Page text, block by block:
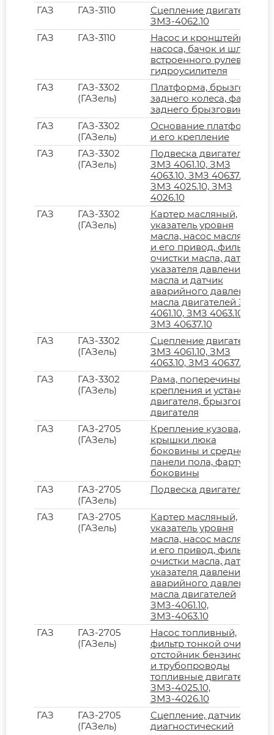
ГАЗ
ГАЗ-3110
Сцепление двигателя
ЗМЗ-4062.10
ГАЗ
ГАЗ-3110
Насос и кронштейн
насоса, бачок и шланги
встроенного рулевого
гидроусилителя
ГАЗ
ГАЗ-3302
(ГАЗель)
Платформа, брызговик
заднего колеса, фартук
заднего брызговика
ГАЗ
ГАЗ-3302
(ГАЗель)
Основание платформы
и его крепление
ГАЗ
ГАЗ-3302
(ГАЗель)
Подвеска двигателей
ЗМЗ 4061.10, ЗМЗ
4063.10, ЗМЗ 40637.10,
ЗМЗ 4025.10, ЗМЗ
4026.10
ГАЗ
ГАЗ-3302
(ГАЗель)
Картер масляный,
указатель уровня
масла, насос масляный
и его привод, фильтр
очистки масла, датчик
указателя давления
масла и датчик
аварийного давления
масла двигателей ЗМЗ
4061.10, ЗМЗ 4063.10,
ЗМЗ 40637.10
ГАЗ
ГАЗ-3302
(ГАЗель)
Сцепление двигателей
ЗМЗ 4061.10, ЗМЗ
4063.10, ЗМЗ 40637.10
ГАЗ
ГАЗ-3302
(ГАЗель)
Рама, поперечины
крепления и установки
двигателя, брызговик
двигателя
ГАЗ
ГАЗ-2705
(ГАЗель)
Крепление кузова,
крышки люка
боковины и средней
панели пола, фартуки
боковины
ГАЗ
ГАЗ-2705
(ГАЗель)
Подвеска двигателей
ГАЗ
ГАЗ-2705
(ГАЗель)
Картер масляный,
указатель уровня
масла, насос масляный
и его привод, фильтр
очистки масла, датчики
указателя давления и
аварийного давления
масла двигателей
ЗМЗ-4061.10,
ЗМЗ-4063.10
ГАЗ
ГАЗ-2705
(ГАЗель)
Насос топливный,
фильтр тонкой очистки,
отстойник бензиновый
и трубопроводы
топливные двигателей
ЗМЗ-4025.10,
ЗМЗ-4026.10
ГАЗ
ГАЗ-2705
(ГАЗель)
Сцепление, датчик
диагностический